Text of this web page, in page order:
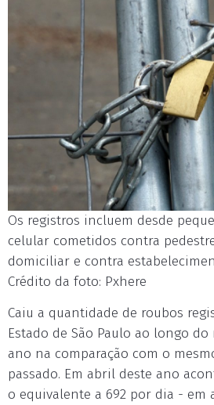
Os registros incluem desde
celular cometidos contra
domiciliar e contra
Crédito da foto: Pxhere
Caiu a quantidade de roubos
Estado de São Paulo ao longo
ano na comparação com o
passado. Em abril deste ano
o equivalente a 692 por dia - em